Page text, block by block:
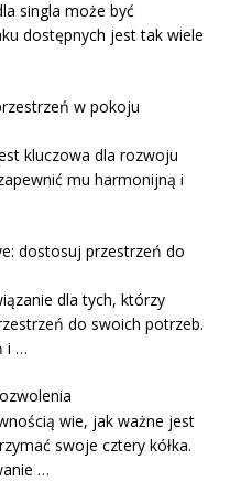
singla może być
dostępnych jest tak wiele
w pokoju
kluczowa dla rozwoju
mu harmonijną i
dostosuj przestrzeń do
dla tych, którzy
do swoich potrzeb.
i …
wie, jak ważne jest
swoje cztery kółka.
…